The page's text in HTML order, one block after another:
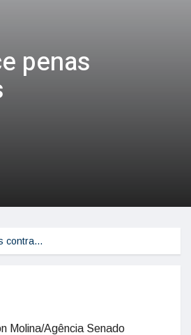
penas
contra…
Molina/Agência Senado